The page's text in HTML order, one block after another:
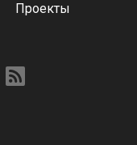
Проекты